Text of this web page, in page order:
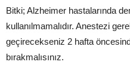
Bitki; Alzheimer hastalarında
kullanılmamalıdır. Anestezi
geçirecekseniz 2 hafta
bırakmalısınız.